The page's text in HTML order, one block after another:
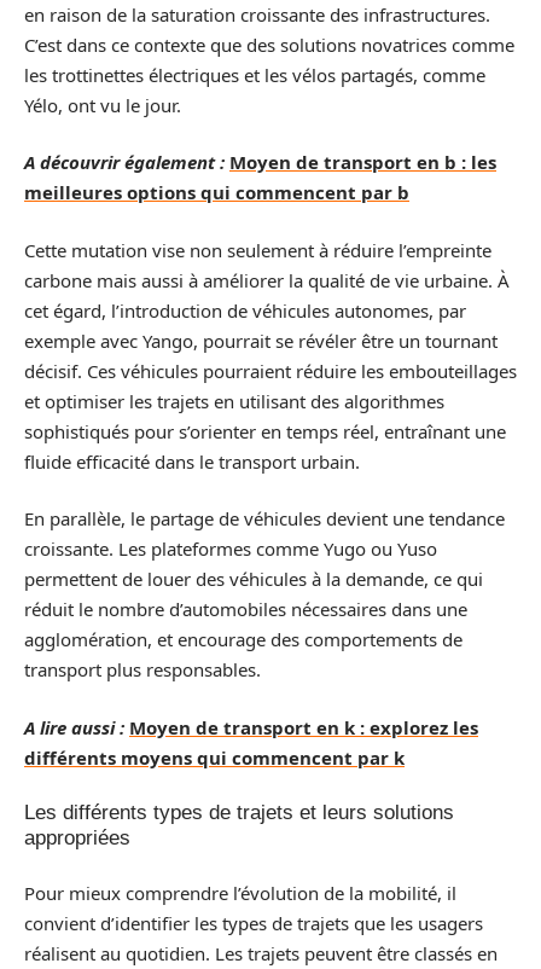
en raison de la saturation croissante des infrastructures.
C’est dans ce contexte que des solutions novatrices comme
les trottinettes électriques et les vélos partagés, comme
Yélo, ont vu le jour.
A découvrir également : Moyen de transport en b : les
meilleures options qui commencent par b
Cette mutation vise non seulement à réduire l’empreinte
carbone mais aussi à améliorer la qualité de vie urbaine. À
cet égard, l’introduction de véhicules autonomes, par
exemple avec Yango, pourrait se révéler être un tournant
décisif. Ces véhicules pourraient réduire les embouteillages
et optimiser les trajets en utilisant des algorithmes
sophistiqués pour s’orienter en temps réel, entraînant une
fluide efficacité dans le transport urbain.
En parallèle, le partage de véhicules devient une tendance
croissante. Les plateformes comme Yugo ou Yuso
permettent de louer des véhicules à la demande, ce qui
réduit le nombre d’automobiles nécessaires dans une
agglomération, et encourage des comportements de
transport plus responsables.
A lire aussi : Moyen de transport en k : explorez les
différents moyens qui commencent par k
Les différents types de trajets et leurs solutions
appropriées
Pour mieux comprendre l’évolution de la mobilité, il
convient d’identifier les types de trajets que les usagers
réalisent au quotidien. Les trajets peuvent être classés en